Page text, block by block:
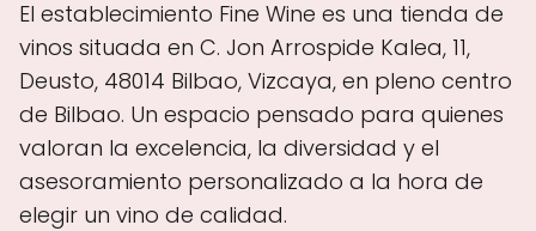
El establecimiento Fine Wine es una tienda de
vinos situada en C. Jon Arrospide Kalea, 11,
Deusto, 48014 Bilbao, Vizcaya, en pleno centro
de Bilbao. Un espacio pensado para quienes
valoran la excelencia, la diversidad y el
asesoramiento personalizado a la hora de
elegir un vino de calidad.